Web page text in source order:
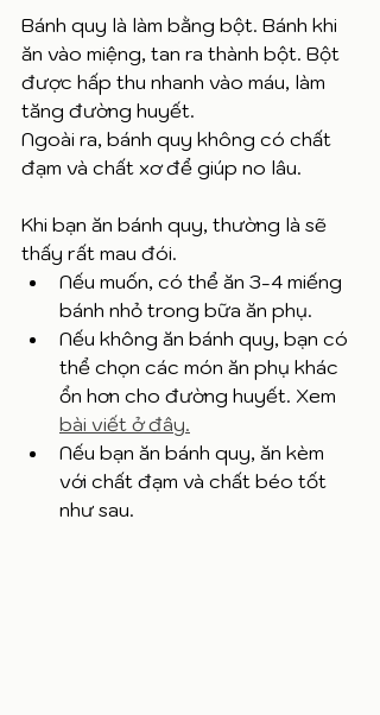
Bánh quy là làm bằng bột. Bánh khi
ăn vào miệng, tan ra thành bột. Bột
được hấp thu nhanh vào máu, làm
tăng đường huyết.
Ngoài ra, bánh quy không có chất
đạm và chất xơ để giúp no lâu.
Khi bạn ăn bánh quy, thường là sẽ
thấy rất mau đói.
Nếu muốn, có thể ăn 3-4 miếng
bánh nhỏ trong bữa ăn phụ.
Nếu không ăn bánh quy, bạn có
thể chọn các món ăn phụ khác
ổn hơn cho đường huyết. Xem
bài viết ở đây.
Nếu bạn ăn bánh quy, ăn kèm
với chất đạm và chất béo tốt
như sau.